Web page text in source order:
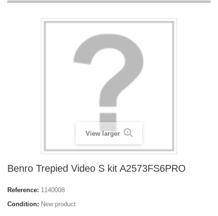
View larger
Benro Trepied Video S kit A2573FS6PRO
Reference: 1140008
Condition: New product